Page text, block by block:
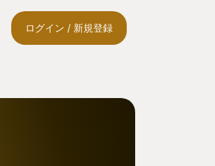
ログイン / 新規登録